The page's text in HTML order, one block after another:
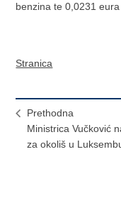
benzina te 0,0231
Stranica
Prethodna
Ministrica Vučković
za okoliš u